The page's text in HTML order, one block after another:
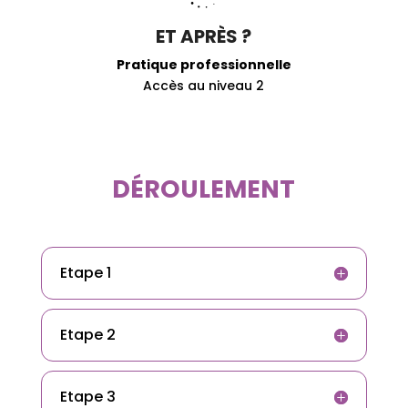
ET APRÈS ?
Pratique professionnelle
Accès au niveau 2
DÉROULEMENT
Etape 1
Etape 2
Etape 3